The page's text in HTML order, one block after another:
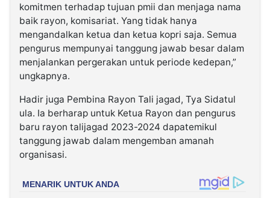
komitmen terhadap tujuan pmii dan menjaga nama
baik rayon, komisariat. Yang tidak hanya
mengandalkan ketua dan ketua kopri saja. Semua
pengurus mempunyai tanggung jawab besar dalam
menjalankan pergerakan untuk periode kedepan,”
ungkapnya.
Hadir juga Pembina Rayon Tali jagad, Tya Sidatul
ula. Ia berharap untuk Ketua Rayon dan pengurus
baru rayon talijagad 2023-2024 dapatemikul
tanggung jawab dalam mengemban amanah
organisasi.